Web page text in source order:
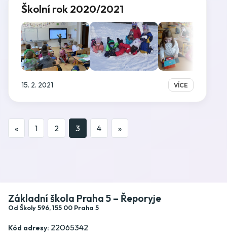
Školní rok 2020/2021
15. 2. 2021 VÍCE
« 1 2 3 4 »
Základní škola Praha 5 – Řeporyje
Od Školy 596, 155 00 Praha 5
Kód adresy: 22065342